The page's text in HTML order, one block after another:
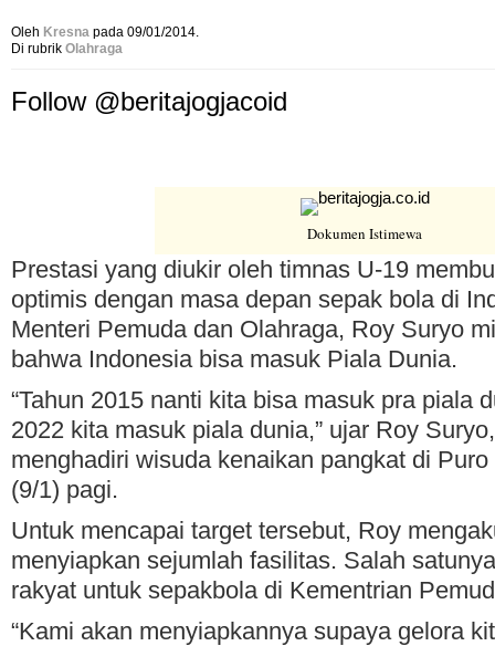
Oleh Kresna pada 09/01/2014.
Di rubrik Olahraga
Follow @beritajogjacoid
Dokumen Istimewa
Prestasi yang diukir oleh timnas U-19
optimis dengan masa depan sepak bola di
Menteri Pemuda dan Olahraga, Roy Suryo
bahwa Indonesia bisa masuk Piala Dunia.
“Tahun 2015 nanti kita bisa masuk pra piala
2022 kita masuk piala dunia,” ujar Roy
menghadiri wisuda kenaikan pangkat di
(9/1) pagi.
Untuk mencapai target tersebut, Roy
menyiapkan sejumlah fasilitas. Salah
rakyat untuk sepakbola di Kementrian
“Kami akan menyiapkannya supaya gelora